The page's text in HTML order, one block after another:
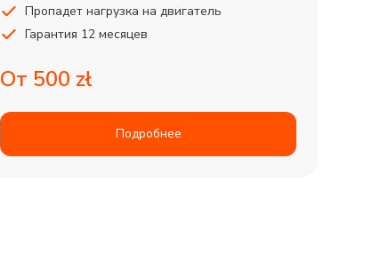
Пропадет нагрузка на двигатель
Гарантия 12 месяцев
От 500 zł
Подробнее